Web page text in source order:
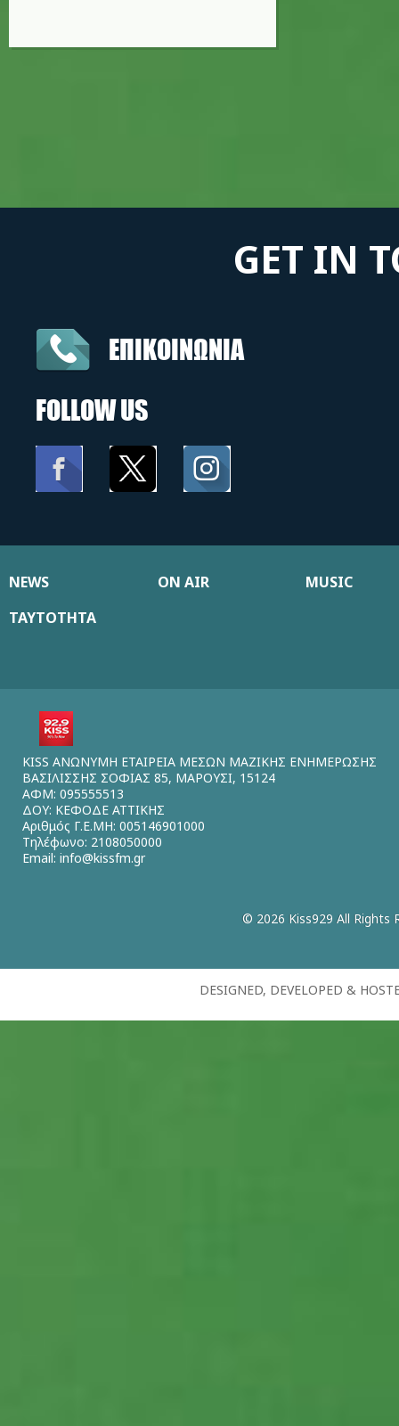
GET IN
ΕΠΙΚΟΙΝΩΝΙΑ
FOLLOW US
NEWS ON AIR
MUSIC
ΤΑΥΤΟΤΗΤΑ
KISS ΑΝΩΝΥΜΗ ΕΤΑΙΡΕΙΑ ΜΕΣΩΝ ΜΑΖΙΚΗΣ ΕΝΗΜΕΡΩΣΗΣ
ΒΑΣΙΛΙΣΣΗΣ ΣΟΦΙΑΣ 85, ΜΑΡΟΥΣΙ, 15124
ΑΦΜ: 095555513
ΔΟΥ: ΚΕΦΟΔΕ ΑΤΤΙΚΗΣ
Αριθμός Γ.Ε.ΜΗ: 005146901000
Τηλέφωνο: 2108050000
Email: info@kissfm.gr
© 2026 Kiss929 All Rights
DESIGNED, DEVELOPED &